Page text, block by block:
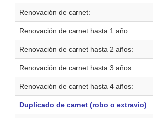
Renovación de carnet:
Renovación de carnet hasta 1 año:
Renovación de carnet hasta 2 años:
Renovación de carnet hasta 3 años:
Renovación de carnet hasta 4 años:
Duplicado de carnet (robo o extravio):